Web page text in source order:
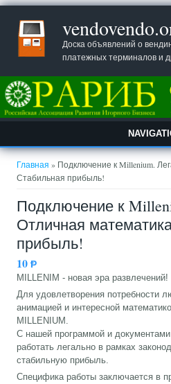
Доска объявлений о
платежных терминалов и
Вы здесь
Главная » Подключение к Millenium.
Стабильная прибыль!
Подключение к
Отличная
прибыль!
10Ᵽ
MILLENIM - новая эра развлечений!
Для удовлетворения потребности
анимацией и интересной
MILLENIUM.
С нашей программой и
работать легально в рамках
стабильную прибыль.
Специфика работы заключается в